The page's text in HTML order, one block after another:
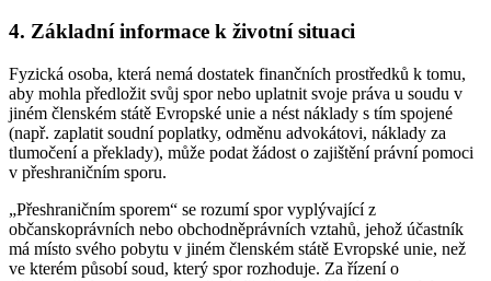
4. Základní informace k životní situaci
Fyzická osoba, která nemá dostatek finančních prostředků k tomu,
aby mohla předložit svůj spor nebo uplatnit svoje práva u soudu v
jiném členském státě Evropské unie a nést náklady s tím spojené
(např. zaplatit soudní poplatky, odměnu advokátovi, náklady za
tlumočení a překlady), může podat žádost o zajištění právní pomoci
v přeshraničním sporu.
„Přeshraničním sporem“ se rozumí spor vyplývající z
občanskoprávních nebo obchodněprávních vztahů, jehož účastník
má místo svého pobytu v jiném členském státě Evropské unie, než
ve kterém působí soud, který spor rozhoduje. Za řízení o